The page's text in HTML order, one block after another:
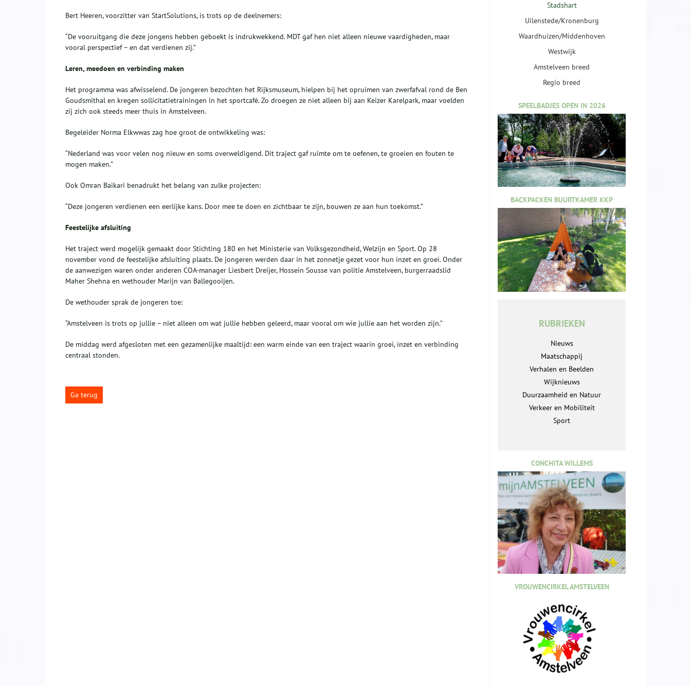
Bert Heeren, voorzitter van StartSolutions, is trots op de deelnemers:
“De vooruitgang die deze jongens hebben geboekt is indrukwekkend. MDT gaf hen niet alleen nieuwe vaardigheden, maar
vooral perspectief – en dat verdienen zij.”
Leren, meedoen en verbinding maken
Het programma was afwisselend. De jongeren bezochten het Rijksmuseum, hielpen bij het opruimen van zwerfafval rond de Ben
Goudsmithal en kregen sollicitatietrainingen in het sportcafé. Zo droegen ze niet alleen bij aan Keizer Karelpark, maar voelden
zij zich ook steeds meer thuis in Amstelveen.
Begeleider Norma Elkwwas zag hoe groot de ontwikkeling was:
“Nederland was voor velen nog nieuw en soms overweldigend. Dit traject gaf ruimte om te oefenen, te groeien en fouten te
mogen maken.”
Ook Omran Baikari benadrukt het belang van zulke projecten:
“Deze jongeren verdienen een eerlijke kans. Door mee te doen en zichtbaar te zijn, bouwen ze aan hun toekomst.”
Feestelijke afsluiting
Het traject werd mogelijk gemaakt door Stichting 180 en het Ministerie van Volksgezondheid, Welzijn en Sport. Op 28
november vond de feestelijke afsluiting plaats. De jongeren werden daar in het zonnetje gezet voor hun inzet en groei. Onder
de aanwezigen waren onder anderen COA-manager Liesbert Dreijer, Hossein Sousse van politie Amstelveen, burgerraadslid
Maher Shehna en wethouder Marijn van Ballegooijen.
De wethouder sprak de jongeren toe:
“Amstelveen is trots op jullie – niet alleen om wat jullie hebben geleerd, maar vooral om wie jullie aan het worden zijn.”
De middag werd afgesloten met een gezamenlijke maaltijd: een warm einde van een traject waarin groei, inzet en verbinding
centraal stonden.
Ga terug
Stadshart
Uilenstede/Kronenburg
Waardhuizen/Middenhoven
Westwijk
Amstelveen breed
Regio breed
SPEELBADJES OPEN IN 2026
BACKPACKEN BUURTKAMER KKP
RUBRIEKEN
Nieuws
Maatschappij
Verhalen en Beelden
Wijknieuws
Duurzaamheid en Natuur
Verkeer en Mobiliteit
Sport
CONCHITA WILLEMS
VROUWENCIRKEL AMSTELVEEN